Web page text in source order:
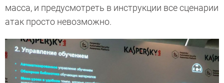
масса, и предусмотреть в инструкции все сценарии
атак просто невозможно.